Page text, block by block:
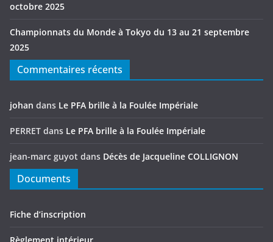
octobre 2025
Championnats du Monde à Tokyo du 13 au 21 septembre
2025
Commentaires récents
johan dans Le PFA brille à la Foulée Impériale
PERRET dans Le PFA brille à la Foulée Impériale
jean-marc guyot dans Décès de Jacqueline COLLIGNON
Documents
Fiche d’inscription